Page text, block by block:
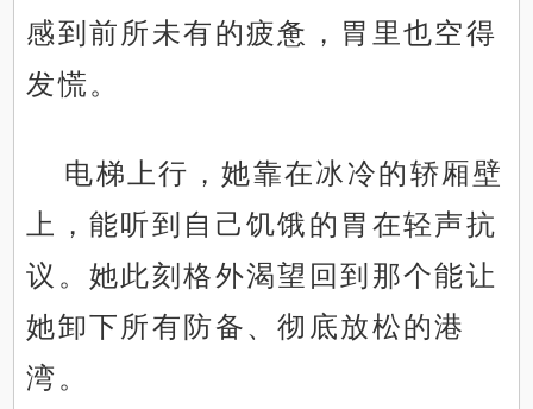
感到前所未有的疲惫，胃里也空得
发慌。
电梯上行，她靠在冰冷的轿厢壁
上，能听到自己饥饿的胃在轻声抗
议。她此刻格外渴望回到那个能让
她卸下所有防备、彻底放松的港
湾。